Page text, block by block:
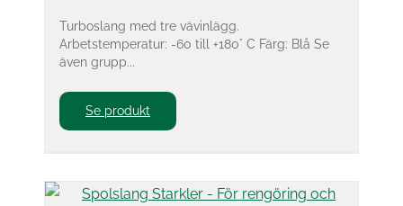
Turboslang med tre vävinlägg.
Arbetstemperatur: -60 till +180° C Färg: Blå Se
även grupp...
Se produkt